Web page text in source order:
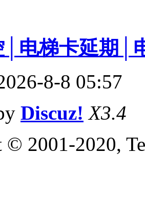
│电梯卡延期│
8-8 05:57
Discuz! X3.4
2001-2020,